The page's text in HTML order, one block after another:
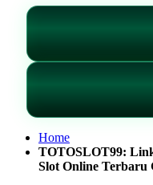
Home
TOTOSLOT99:
Slot Online Terbaru